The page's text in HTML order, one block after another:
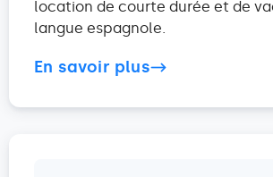
location de courte durée et de
langue espagnole.
En savoir plus